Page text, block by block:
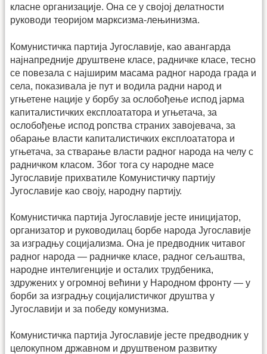
класне организације. Она се у својој делатности
руководи теоријом марксизма-лењинизма.
Комунистичка партија Југославије, као авангарда
најнапредније друштвене класе, радничке класе, тесно
се повезала с најширим масама радног народа града и
села, показивала је пут и водила радни народ и
угњетене нације у борбу за ослобођење испод јарма
капиталистичких експлоататора и угњетача, за
ослобођење испод ропства страних завојевача, за
обарање власти капиталистичких експлоататора и
угњетача, за стварање власти радног народа на челу с
радничком класом. Због тога су народне масе
Југославије прихватиле Комунистичку партију
Југославије као своју, народну партију.
Комунистичка партија Југославије јесте иницијатор,
организатор и руководилац борбе народа Југославије
за изградњу социјализма. Она је предводник читавог
радног народа — радничке класе, радног сељаштва,
народне интелигенције и осталих трудбеника,
здружених у огромној већини у Народном фронту — у
борби за изградњу социјалистичког друштва у
Југославији и за победу комунизма.
Комунистичка партија Југославије јесте предводник у
целокупном државном и друштвеном развитку